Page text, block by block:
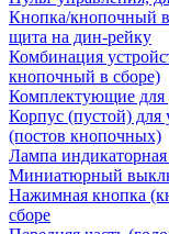
Кнопка/кнопочный
щита на дин-рейку
Комбинация
кнопочный в сборе)
Комплектующие для
Корпус (пустой) для
(постов кнопочных)
Лампа индикаторная
Миниатюрный
Нажимная кнопка
сборе